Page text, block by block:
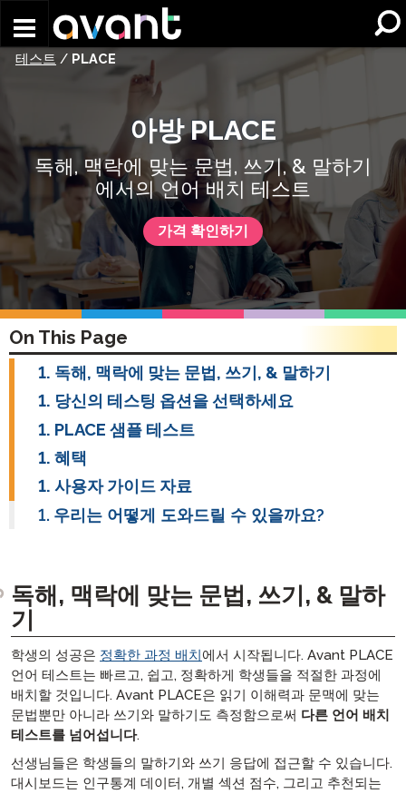
테스트 / PLACE
아방 PLACE
독해, 맥락에 맞는 문법, 쓰기, & 말하기
에서의 언어 배치 테스트
가격 확인하기
On This Page
독해, 맥락에 맞는 문법, 쓰기, & 말하기
당신의 테스팅 옵션을 선택하세요
PLACE 샘플 테스트
혜택
사용자 가이드 자료
우리는 어떻게 도와드릴 수 있을까요?
독해, 맥락에 맞는 문법, 쓰기, & 말하
기
학생의 성공은 정확한 과정 배치 에서 시작됩니다. Avant PLACE
언어 테스트는 빠르고, 쉽고, 정확하게 학생들을 적절한 과정에
배치할 것입니다. Avant PLACE은 읽기 이해력과 문맥에 맞는
문법뿐만 아니라 쓰기와 말하기도 측정함으로써 다른 언어 배치
테스트를 넘어섭니다.
선생님들은 학생들의 말하기와 쓰기 응답에 접근할 수 있습니다.
대시보드는 인구통계 데이터, 개별 섹션 점수, 그리고 추천되는